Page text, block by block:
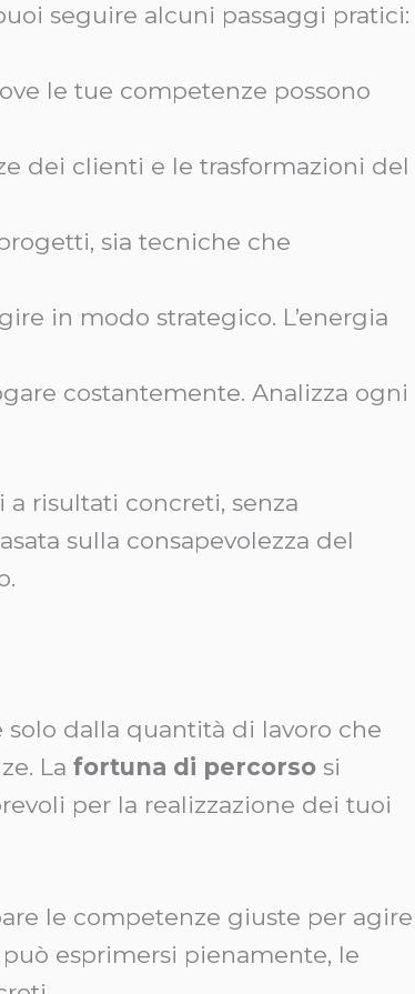
seguire alcuni passaggi pratici:
le tue competenze possono
dei clienti e le trasformazioni del
sia tecniche che
in modo strategico. L’energia
costantemente. Analizza ogni
risultati concreti, senza
sulla consapevolezza del
dalla quantità di lavoro che
La fortuna di percorso si
per la realizzazione dei tuoi
le competenze giuste per agire
esprimersi pienamente, le